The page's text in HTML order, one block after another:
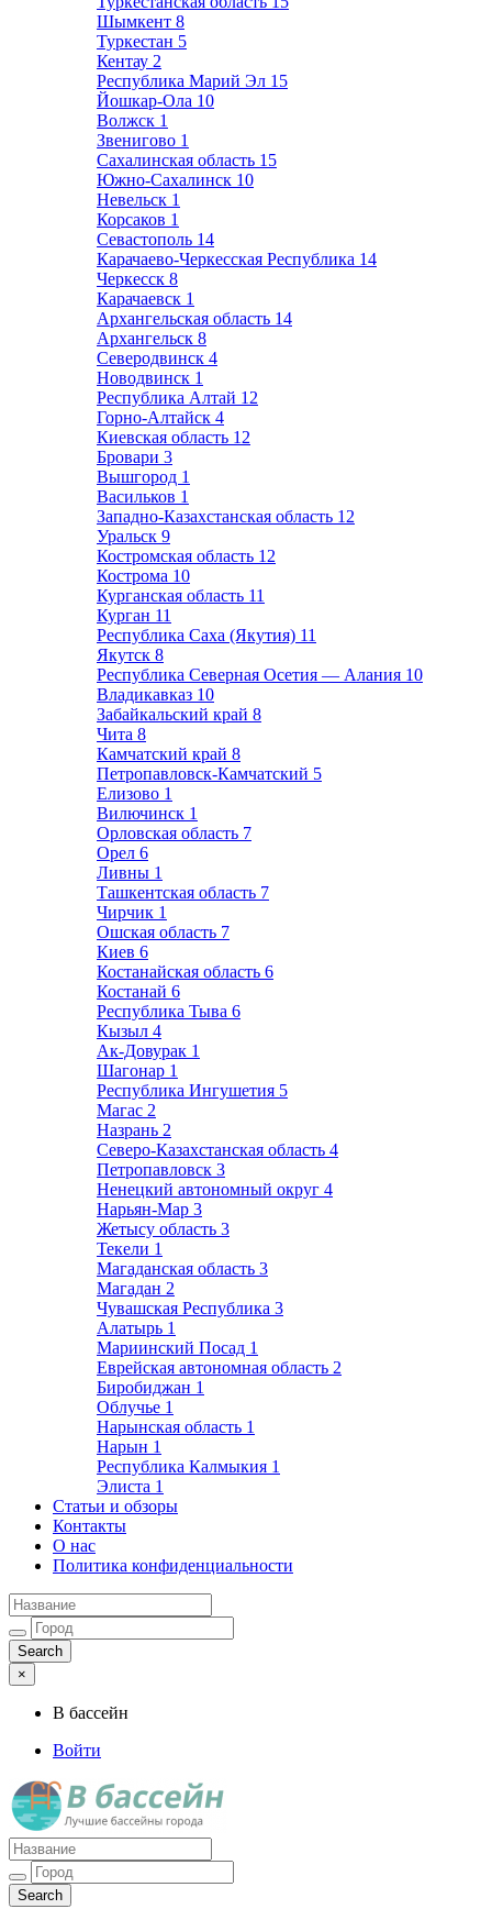
Шымкент 8
Туркестан 5
Кентау 2
Республика Марий Эл 15
Йошкар-Ола 10
Волжск 1
Звенигово 1
Сахалинская область 15
Южно-Сахалинск 10
Невельск 1
Корсаков 1
Севастополь 14
Карачаево-Черкесская Республика 14
Черкесск 8
Карачаевск 1
Архангельская область 14
Архангельск 8
Северодвинск 4
Новодвинск 1
Республика Алтай 12
Горно-Алтайск 4
Киевская область 12
Бровари 3
Вышгород 1
Васильков 1
Западно-Казахстанская область 12
Уральск 9
Костромская область 12
Кострома 10
Курганская область 11
Курган 11
Республика Саха (Якутия) 11
Якутск 8
Республика Северная Осетия — Алания 10
Владикавказ 10
Забайкальский край 8
Чита 8
Камчатский край 8
Петропавловск-Камчатский 5
Елизово 1
Вилючинск 1
Орловская область 7
Орел 6
Ливны 1
Ташкентская область 7
Чирчик 1
Ошская область 7
Киев 6
Костанайская область 6
Костанай 6
Республика Тыва 6
Кызыл 4
Ак-Довурак 1
Шагонар 1
Республика Ингушетия 5
Магас 2
Назрань 2
Северо-Казахстанская область 4
Петропавловск 3
Ненецкий автономный округ 4
Нарьян-Мар 3
Жетысу область 3
Текели 1
Магаданская область 3
Магадан 2
Чувашская Республика 3
Алатырь 1
Мариинский Посад 1
Еврейская автономная область 2
Биробиджан 1
Облучье 1
Нарынская область 1
Нарын 1
Республика Калмыкия 1
Элиста 1
Статьи и обзоры
Контакты
О нас
Политика конфиденциальности
×
В бассейн
Войти
Лучшие бассейны города